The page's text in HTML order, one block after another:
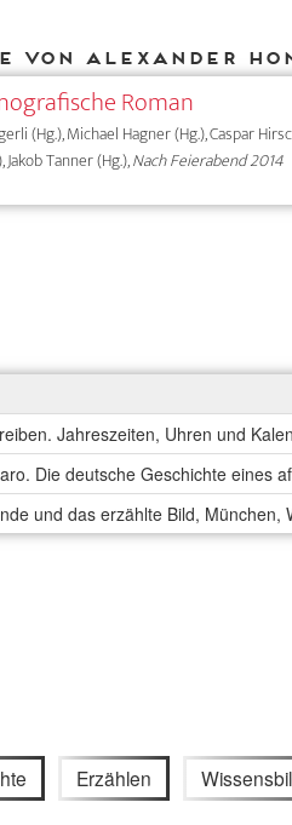
von Alexander
Roman
(Hg.), Michael Hagner (Hg.), Caspar
Jakob Tanner (Hg.),Nach Feierabend 2014
Jahreszeiten, Uhren und
Die deutsche Geschichte eines
und das erzählte Bild, München,
Erzählen